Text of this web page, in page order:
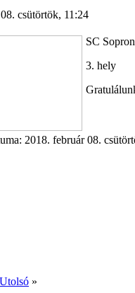
csütörtök, 11:24
SC
3. hely
2018. február 08.
Utolsó »